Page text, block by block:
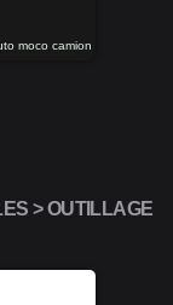
moco camion
> OUTILLAGE